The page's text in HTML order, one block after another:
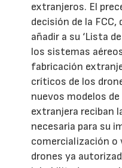
extranjeros. El
decisión de la FCC,
añadir a su ‘Lista
los sistemas
fabricación
críticos de los
nuevos modelos
extranjera reciban
necesaria para su
comercialización o
drones ya